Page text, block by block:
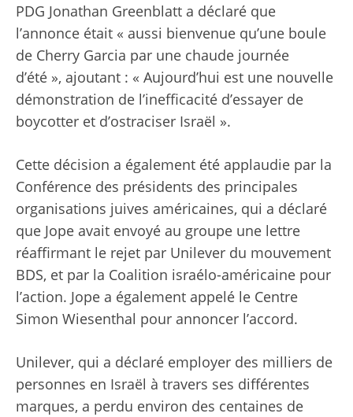
PDG Jonathan Greenblatt a déclaré que
l’annonce était « aussi bienvenue qu’une boule
de Cherry Garcia par une chaude journée
d’été », ajoutant : « Aujourd’hui est une nouvelle
démonstration de l’inefficacité d’essayer de
boycotter et d’ostraciser Israël ».
Cette décision a également été applaudie par la
Conférence des présidents des principales
organisations juives américaines, qui a déclaré
que Jope avait envoyé au groupe une lettre
réaffirmant le rejet par Unilever du mouvement
BDS, et par la Coalition israélo-américaine pour
l’action. Jope a également appelé le Centre
Simon Wiesenthal pour annoncer l’accord.
Unilever, qui a déclaré employer des milliers de
personnes en Israël à travers ses différentes
marques, a perdu environ des centaines de